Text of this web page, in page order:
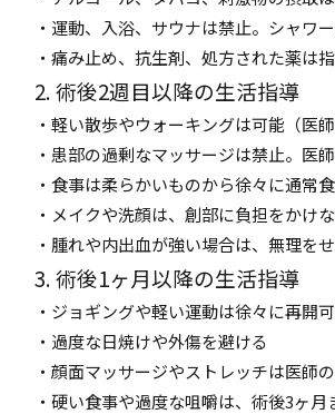
・運動、入浴、サウナは禁止。シャワ
・痛み止め、抗生剤、処方された薬は
2. 術後2週目以降の生活指導
・軽い散歩やウォーキングは可能（医師
・患部の過剰なマッサージは禁止。医
・食事は柔らかいものから徐々に通常
・メイクや洗顔は、創部に負担をかけ
・腫れや内出血が強い場合は、無理を
3. 術後1ヶ月以降の生活指導
・ジョギングや軽い運動は徐々に再開
・過度な日焼けや外傷を避ける
・顔面マッサージやストレッチは医師
・硬い食事や過度な咀嚼は、術後3ヶ月